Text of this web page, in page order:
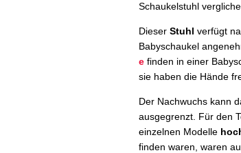
Schaukelstuhl
Dieser Stuhl verfügt
Babyschaukel
e finden in einer
sie haben die Hände
Der Nachwuchs kann
ausgegrenzt. Für den
einzelnen Modelle
finden waren, waren